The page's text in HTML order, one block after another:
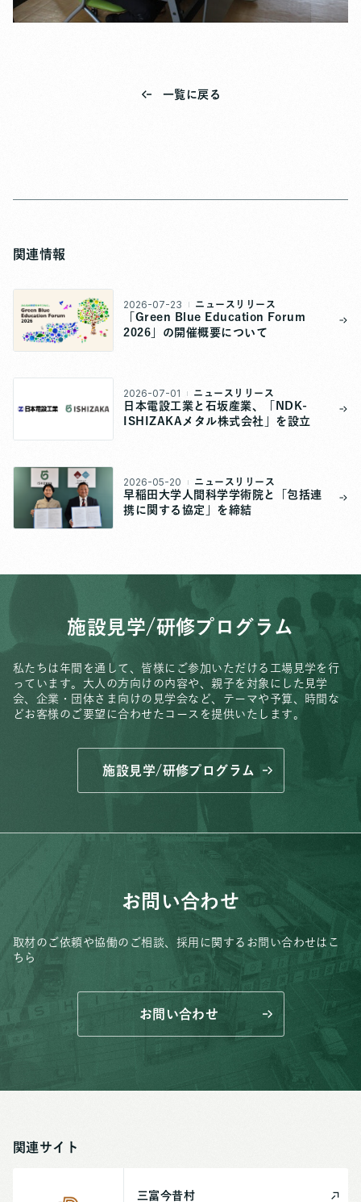
一覧に戻る
関連情報
2026-07-23 ニュースリリース
「Green Blue Education Forum
2026」の開催概要について
2026-07-01 ニュースリリース
日本電設工業と石坂産業、「NDK-
ISHIZAKAメタル株式会社」を設立
2026-05-20 ニュースリリース
早稲田大学人間科学学術院と「包括連
携に関する協定」を締結
施設見学/研修プログラム
私たちは年間を通して、皆様にご参加いただける工場見学を行
っています。 大人の方向けの内容や、親子を対象にした見学
会、 企業・団体さま向けの見学会など、 テーマや予算、時間な
どお客様のご要望に合わせたコースを提供いたします。
施設見学/研修プログラム
お問い合わせ
取材のご依頼や協働のご相談、 採用に関するお問い合わせはこ
ちら
お問い合わせ
関連サイト
三富今昔村